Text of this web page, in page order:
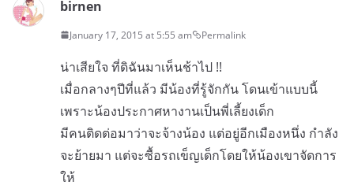
birnen
January 17, 2015 at 5:55 am Permalink
น่าเสียใจ ที่ดิฉันมาเห็นช้าไป !!
เมื่อกลางๆปีที่แล้ว มีน้องที่รู้จักกัน โดนเข้าแบบนี้
เพราะน้องประกาศหางานเป็นพี่เลี้ยงเด็ก
มีคนติดต่อมาว่าจะจ้างน้อง แต่อยู่อีกเมืองหนึ่ง กำลัง
จะย้ายมา แต่จะซื้อรถเข็ญเด็กโดยให้น้องเขาจัดการ
ให้